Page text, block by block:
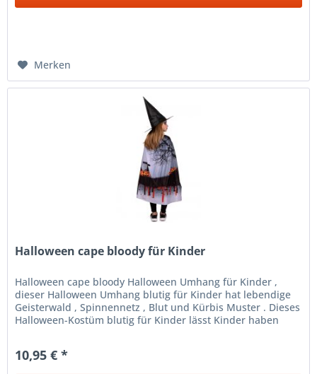
Merken
Halloween cape bloody für Kinder
Halloween cape bloody Halloween Umhang für Kinder ,
dieser Halloween Umhang blutig für Kinder hat lebendige
Geisterwald , Spinnennetz , Blut und Kürbis Muster . Dieses
Halloween-Kostüm blutig für Kinder lässt Kinder haben
10,95 € *